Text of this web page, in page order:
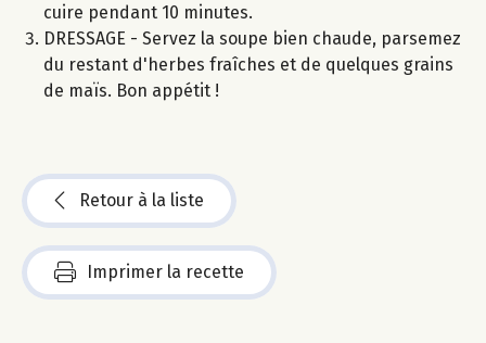
cuire pendant 10 minutes.
DRESSAGE - Servez la soupe bien chaude, parsemez
du restant d'herbes fraîches et de quelques grains
de maïs. Bon appétit !
Retour à la liste
Imprimer la recette